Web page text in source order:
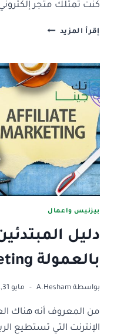
كنت تمتلك متجر
إقرأ المزيد شرح
وبناء
الباك
لينكس
لمتجرك
الالكتروني
بيزنيس واعمال
دليل
بالعمولة Affiliate Marketing
بواسطة A.Hesham مايو 31, 2023
من المعروف أنه هناك
الإنترنت التي تستطيع